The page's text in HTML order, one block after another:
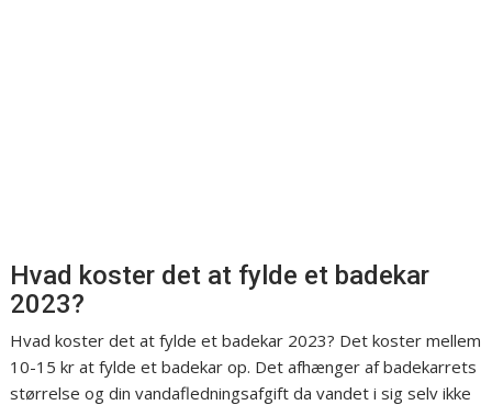
Hvad koster det at fylde et badekar
2023?
Hvad koster det at fylde et badekar 2023? Det koster mellem
10-15 kr at fylde et badekar op. Det afhænger af badekarrets
størrelse og din vandafledningsafgift da vandet i sig selv ikke